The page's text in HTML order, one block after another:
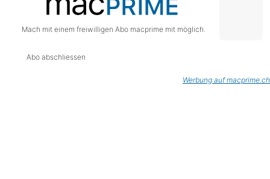
Mach mit einem freiwilligen Abo macprime mit möglich.
Abo abschliessen
Werbung auf macprime.ch